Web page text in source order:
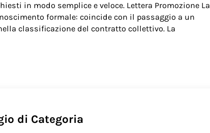
in modo semplice e veloce. Lettera Promozione La
formale: coincide con il passaggio a un
classificazione del contratto collettivo. La
di Categoria